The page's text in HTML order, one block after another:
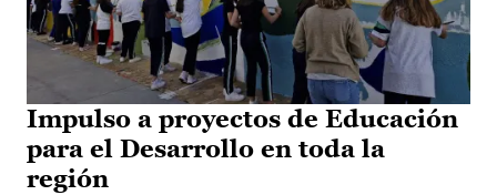
Impulso a proyectos de Educación
para el Desarrollo en toda la
región